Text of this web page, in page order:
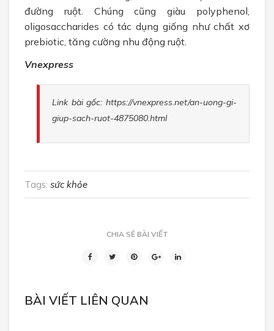
đường ruột. Chúng cũng giàu polyphenol,
oligosaccharides có tác dụng giống như chất xơ
prebiotic, tăng cường nhu động ruột.
Vnexpress
Link bài gốc: https://vnexpress.net/an-uong-gi-
giup-sach-ruot-4875080.html
Tags: sức khỏe
CHIA SẺ BÀI VIẾT
BÀI VIẾT LIÊN QUAN